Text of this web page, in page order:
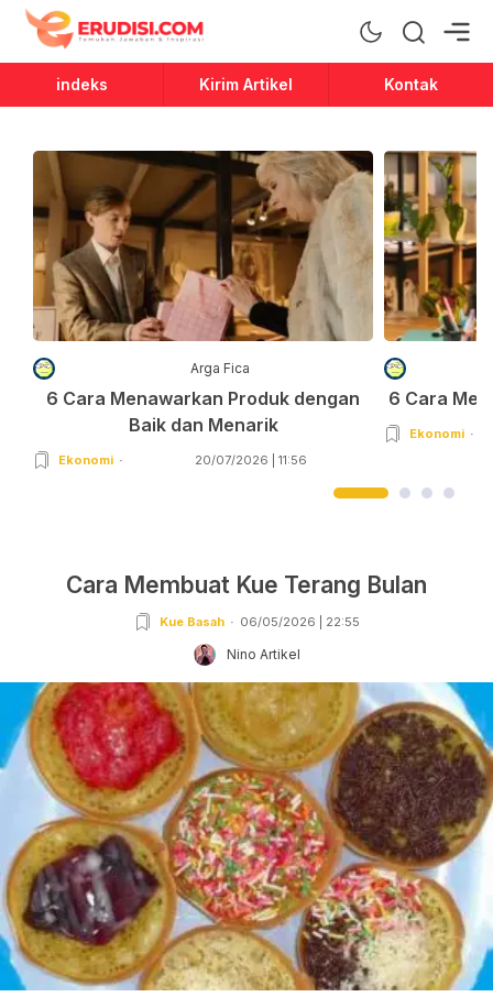
Erudisi
Temukan Jawaban dan Inspirasi
indeks Kirim Artikel Kontak
Arga Fica
6 Cara Menawarkan Produk dengan
Baik dan Menarik
Ekonomi 20/07/2026 | 11:56
6 Cara
Ekonomi
Cara Membuat Kue Terang Bulan
Kue Basah 06/05/2026 | 22:55
Nino Artikel